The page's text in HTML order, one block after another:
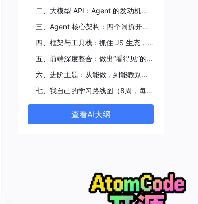
二、大模型 API：Agent 的发动机，必须一脚油门到底
三、Agent 核心架构：四个词拆开揉碎，然后手写一个 ReAct
四、框架与工具栈：抓住 JS 生态，构建你的“武器库”
五、前端深度整合：做出“看得见”的 Agent
六、进阶主题：从能做，到能教别人做好
七、我自己的学习路线图（8周，每周一个脚印）
查看AI大纲